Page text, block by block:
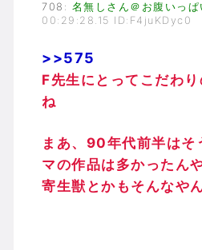
708 : 名無しさん＠お腹いっぱ
00:29:28.15 ID:F4juKDyc0
>>575
F先生にとってこだわ
ね
まあ、90年代前半はそ
マの作品は多かったん
寄生獣とかもそんなや